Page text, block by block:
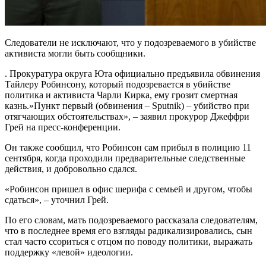
Следователи не исключают, что у подозреваемого в убийстве
активиста могли быть сообщники.
. Прокуратура округа Юта официально предъявила обвинения
Тайлеру Робинсону, который подозревается в убийстве
политика и активиста Чарли Кирка, ему грозит смертная
казнь.»Пункт первый (обвинения – Sputnik) – убийство при
отягчающих обстоятельствах», – заявил прокурор Джеффри
Грей на пресс-конференции.
Он также сообщил, что Робинсон сам прибыл в полицию 11
сентября, когда проходили предварительные следственные
действия, и добровольно сдался.
«Робинсон пришел в офис шерифа с семьей и другом, чтобы
сдаться», – уточнил Грей.
По его словам, мать подозреваемого рассказала следователям,
что в последнее время его взгляды радикализировались, сын
стал часто ссориться с отцом по поводу политики, выражать
поддержку «левой» идеологии.